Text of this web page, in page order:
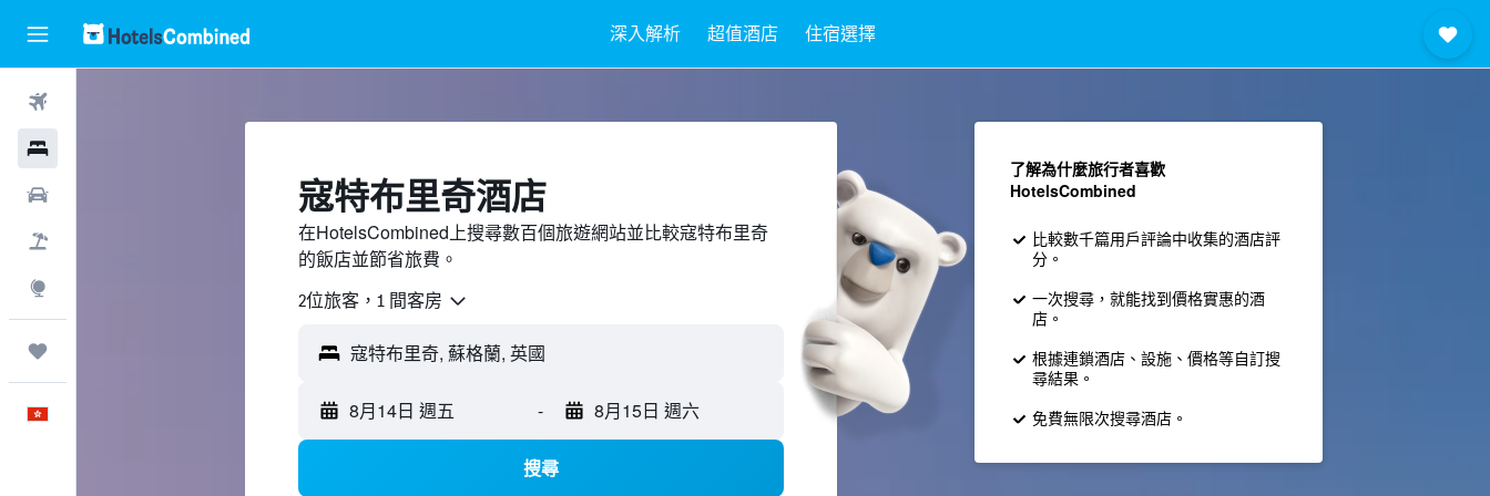
深入解析 超值酒店 住宿選擇
寇特布里奇酒店
在HotelsCombined上搜尋數百個旅遊網站並比較寇特布里奇
的飯店並節省旅費。
2位旅客，1 間客房
8月14日 週五 - 8月15日 週六
搜尋
了解為什麼旅行者喜歡
HotelsCombined
比較數千篇用戶評論中收集的酒店評
分。
一次搜尋，就能找到價格實惠的酒
店。
根據連鎖酒店、設施、價格等自訂搜
尋結果。
免費無限次搜尋酒店。